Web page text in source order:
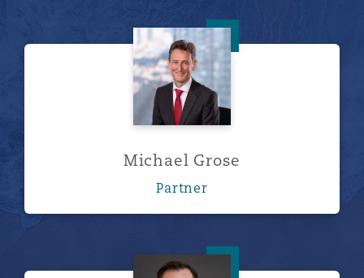
Michael Grose
Michael Grose
Partner
Nick Humphrey